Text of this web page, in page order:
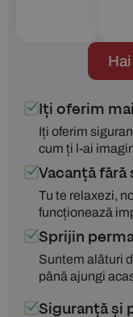
Iți oferim
Iți oferim
cum ți l-ai
Vacanță fără
Tu te relaxezi,
funcționează
Sprijin
Suntem alături
până ajungi
Siguranță